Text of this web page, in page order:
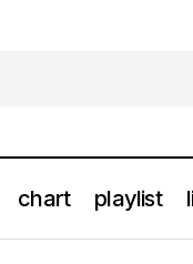
chart playlist